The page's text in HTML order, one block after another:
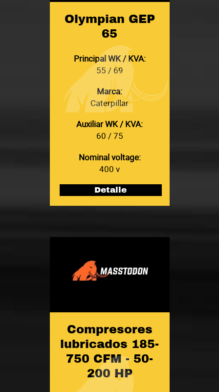
Olympian GEP
65
Principal WK / KVA:
55 / 69
Marca:
Caterpillar
Auxiliar WK / KVA:
60 / 75
Nominal voltage:
400 v
Detalle
Compresores
lubricados 185-
750 CFM - 50-
200 HP